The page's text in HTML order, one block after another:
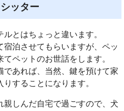
ッター
とはちょっと違います。
泊させてもらいますが、ペッ
ペットのお世話をします。
あれば、当然、鍵を預けて家
することになります。
しんだ自宅で過ごすので、犬